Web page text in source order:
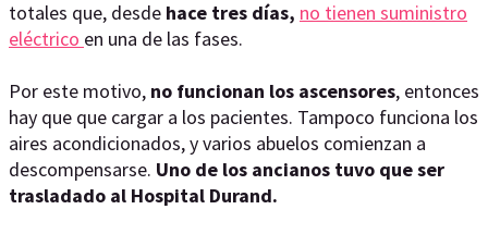
totales que, desde hace tres días, no tienen suministro
eléctrico en una de las fases.
Por este motivo, no funcionan los ascensores, entonces
hay que que cargar a los pacientes. Tampoco funciona los
aires acondicionados, y varios abuelos comienzan a
descompensarse. Uno de los ancianos tuvo que ser
trasladado al Hospital Durand.